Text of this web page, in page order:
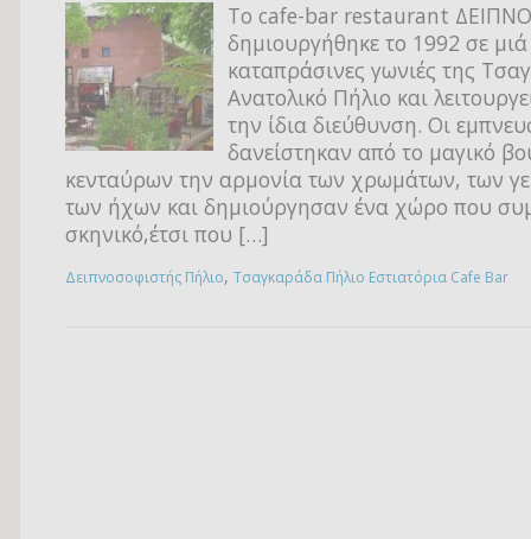
Το cafe-bar restaurant
δημιουργήθηκε το 1992 σε μιά
καταπράσινες γωνιές της
Ανατολικό Πήλιο και
την ίδια διεύθυνση. Οι
δανείστηκαν από το μαγικό
κενταύρων την αρμονία των χρωμάτων, των
των ήχων και δημιούργησαν ένα χώρο που
σκηνικό,έτσι που […]
Δειπνοσοφιστής Πήλιο, Τσαγκαράδα Πήλιο Εστιατόρια Cafe Bar